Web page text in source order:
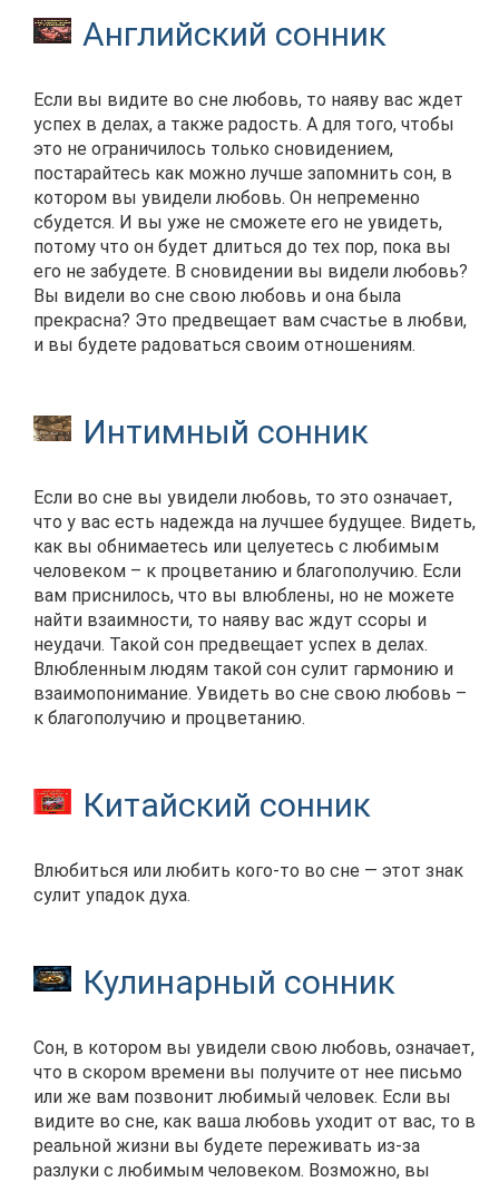
Английский сонник
Если вы видите во сне любовь, то наяву вас ждет
успех в делах, а также радость. А для того, чтобы
это не ограничилось только сновидением,
постарайтесь как можно лучше запомнить сон, в
котором вы увидели любовь. Он непременно
сбудется. И вы уже не сможете его не увидеть,
потому что он будет длиться до тех пор, пока вы
его не забудете. В сновидении вы видели любовь?
Вы видели во сне свою любовь и она была
прекрасна? Это предвещает вам счастье в любви,
и вы будете радоваться своим отношениям.
Интимный сонник
Если во сне вы увидели любовь, то это означает,
что у вас есть надежда на лучшее будущее. Видеть,
как вы обнимаетесь или целуетесь с любимым
человеком – к процветанию и благополучию. Если
вам приснилось, что вы влюблены, но не можете
найти взаимности, то наяву вас ждут ссоры и
неудачи. Такой сон предвещает успех в делах.
Влюбленным людям такой сон сулит гармонию и
взаимопонимание. Увидеть во сне свою любовь –
к благополучию и процветанию.
Китайский сонник
Влюбиться или любить кого-то во сне — этот знак
сулит упадок духа.
Кулинарный сонник
Сон, в котором вы увидели свою любовь, означает,
что в скором времени вы получите от нее письмо
или же вам позвонит любимый человек. Если вы
видите во сне, как ваша любовь уходит от вас, то в
реальной жизни вы будете переживать из-за
разлуки с любимым человеком. Возможно, вы